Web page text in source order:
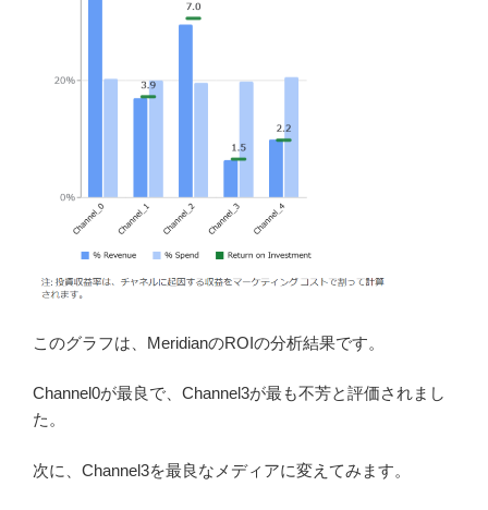
このグラフは、MeridianのROIの分析結果です。
Channel0が最良で、Channel3が最も不芳と評価されまし
た。
次に、Channel3を最良なメディアに変えてみます。